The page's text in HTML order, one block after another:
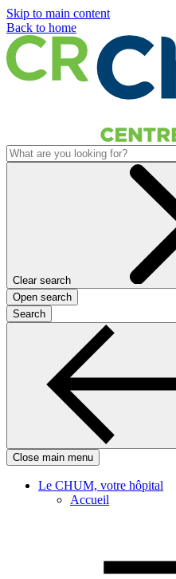
Skip to main content
Back to home
Clear search
Open search
Search
Close main menu
Le CHUM, votre hôpital
Accueil